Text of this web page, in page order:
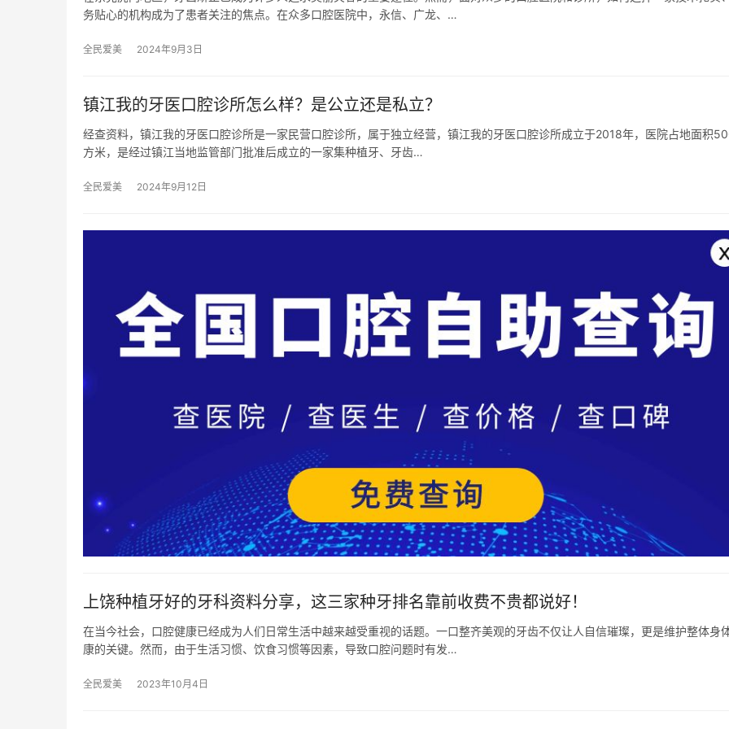
务贴心的机构成为了患者关注的焦点。在众多口腔医院中，永信、广龙、…
全民爱美 2024年9月3日
镇江我的牙医口腔诊所怎么样？是公立还是私立？
经查资料，镇江我的牙医口腔诊所是一家民营口腔诊所，属于独立经营，镇江我的牙医口腔诊所成立于2018年，医院占地面积
方米，是经过镇江当地监管部门批准后成立的一家集种植牙、牙齿…
全民爱美 2024年9月12日
上饶种植牙好的牙科资料分享，这三家种牙排名靠前收费不贵都说好！
在当今社会，口腔健康已经成为人们日常生活中越来越受重视的话题。一口整齐美观的牙齿不仅让人自信璀璨，更是维护整体身
康的关键。然而，由于生活习惯、饮食习惯等因素，导致口腔问题时有发…
全民爱美 2023年10月4日